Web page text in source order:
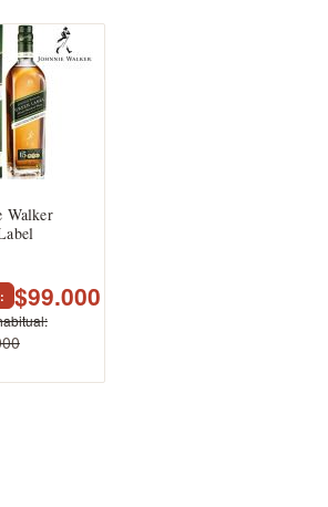
Walker
$99.000